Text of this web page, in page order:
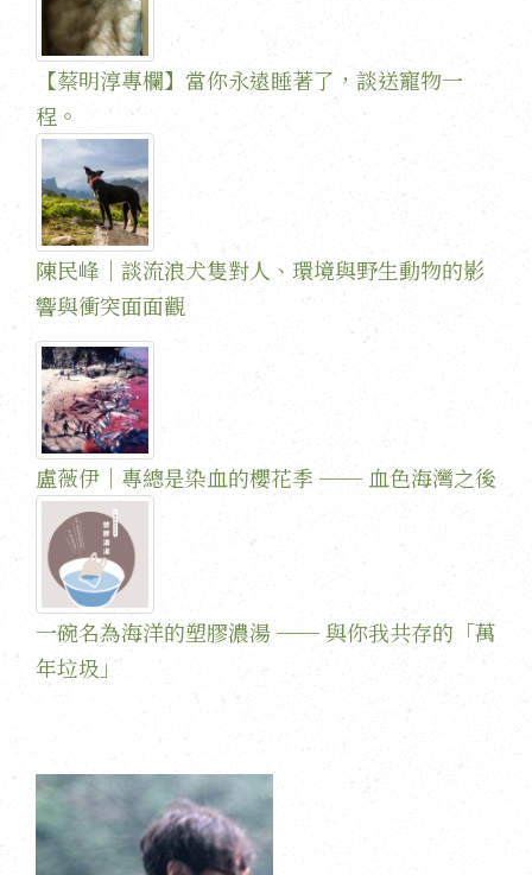
【蔡明淳專欄】當你永遠睡著了，談送寵物一
程。
陳民峰｜談流浪犬隻對人、環境與野生動物的影
響與衝突面面觀
盧薇伊｜專總是染血的櫻花季 ── 血色海灣之後
一碗名為海洋的塑膠濃湯 ── 與你我共存的「萬
年垃圾」